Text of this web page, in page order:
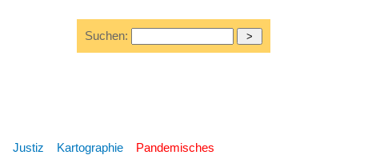
Suchen:
Justiz Kartographie
Pandemisches